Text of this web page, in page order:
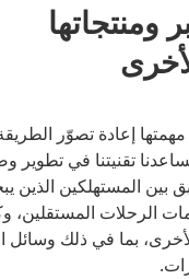
ومنتجاتها
إعادة تصوّر
تقنيتنا في تطوير
بين المستهلكين الذين
الرحلات المستقلين،
بما في ذلك وسائل